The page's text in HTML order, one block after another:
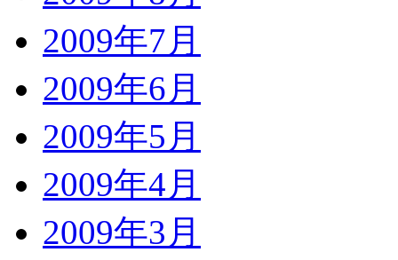
2009年7月
2009年6月
2009年5月
2009年4月
2009年3月